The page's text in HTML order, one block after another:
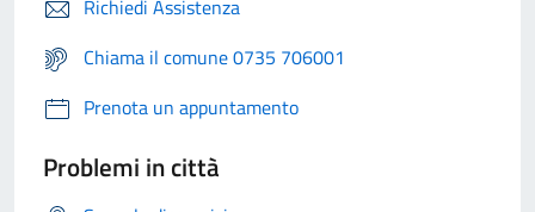
Richiedi Assistenza
Chiama il comune 0735 706001
Prenota un appuntamento
Problemi in città